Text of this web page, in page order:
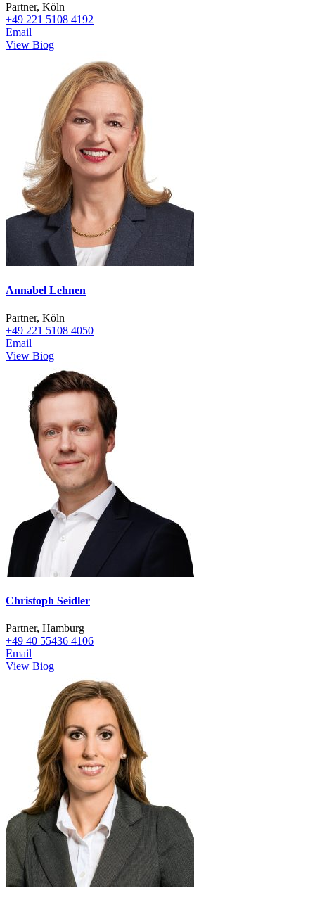
Partner, Köln
+49 221 5108 4192
Email
View Biog
Annabel Lehnen
Partner, Köln
+49 221 5108 4050
Email
View Biog
Christoph Seidler
Partner, Hamburg
+49 40 55436 4106
Email
View Biog